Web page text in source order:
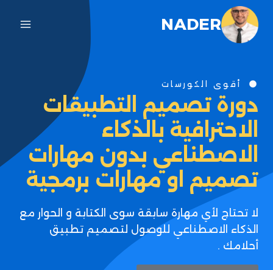
NADER
أقوى الكورسات
دورة تصميم التطبيقات
الاحترافية بالذكاء
الاصطناعي بدون مهارات
تصميم او مهارات برمجية
لا تحتاج لأي مهارة سابقة سوى الكتابة و الحوار مع
الذكاء الاصطناعي للوصول لتصميم تطبيق
أحلامك .